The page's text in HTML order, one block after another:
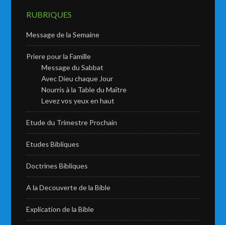
RUBRIQUES
Message de la Semaine
Priere pour la Famille
Message du Sabbat
Avec Dieu chaque Jour
Nourris à la Table du Maître
Levez vos yeux en haut
Etude du Trimestre Prochain
Etudes Bibliques
Doctrines Bibliques
A la Decouverte de la Bible
Explication de la Bible